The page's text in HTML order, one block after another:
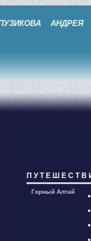
АНДРЕЯ
П У Т Е Ш Е С Т В
Горный Алтай